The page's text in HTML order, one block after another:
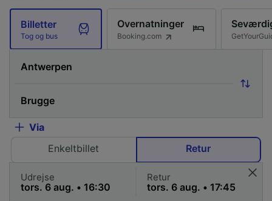
Billetter
Tog og bus
Overnatninger
Booking.com
Via
Enkeltbillet
Retur
Udrejse Retur